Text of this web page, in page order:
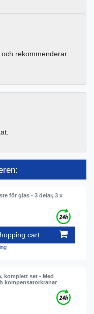
rekommenderar
för glas - 3 delar, 3 x
cart
komplett set - Med
kompensatorkranar